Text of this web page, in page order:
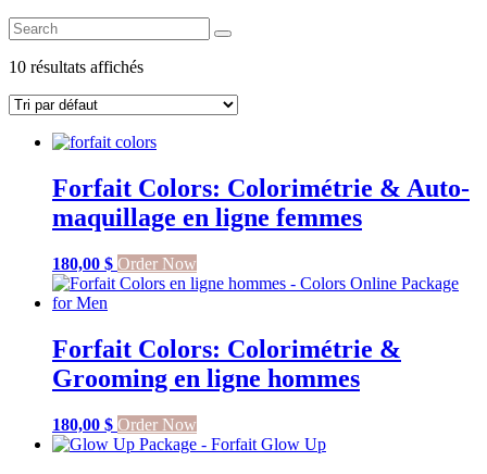
10 résultats affichés
Forfait Colors: Colorimétrie & Auto-
maquillage en ligne femmes
180,00 $ Order Now
Forfait Colors: Colorimétrie &
Grooming en ligne hommes
180,00 $ Order Now